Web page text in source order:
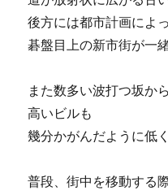
後方には都市計画によ
碁盤目上の新市街が一
また数多い波打つ坂か
高いビルも
幾分かがんだように低
普段、街中を移動する